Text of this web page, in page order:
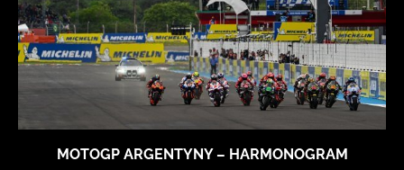
MOTOGP ARGENTYNY – HARMONOGRAM